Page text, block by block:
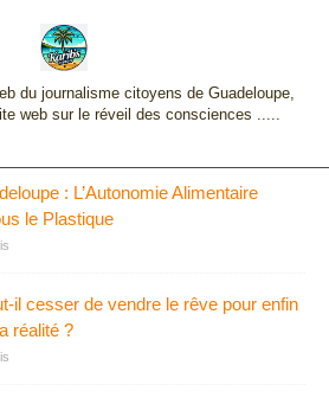
du journalisme citoyens de Guadeloupe,
web sur le réveil des consciences .....
: L’Autonomie Alimentaire
le Plastique
il cesser de vendre le rêve pour enfin
réalité ?